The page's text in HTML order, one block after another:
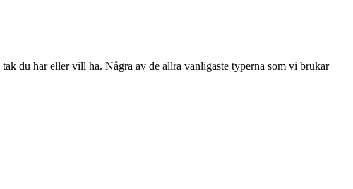
du har eller vill ha. Några av de allra vanligaste typerna som vi brukar